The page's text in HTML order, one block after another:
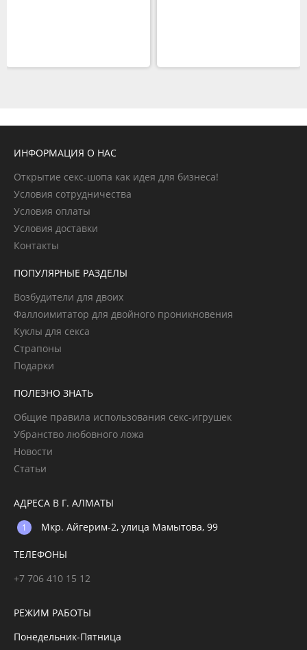
ИНФОРМАЦИЯ О НАС
Открытие секс-шопа как идея для бизнеса!
Условия сотрудничества
Условия оплаты
Условия доставки
Контакты
ПОПУЛЯРНЫЕ РАЗДЕЛЫ
Возбудители для двоих
Фаллоимитатор для двойного проникновения
Куклы для секса
Страпоны
Подарки
ПОЛЕЗНО ЗНАТЬ
Общие правила использования секс-игрушек
Убранство любовного ложа
Новости
Статьи
АДРЕСА В Г. АЛМАТЫ
Мкр. Айгерим-2, улица Мамытова, 99
ТЕЛЕФОНЫ
+7 706 410 15 12
РЕЖИМ РАБОТЫ
Понедельник-Пятница